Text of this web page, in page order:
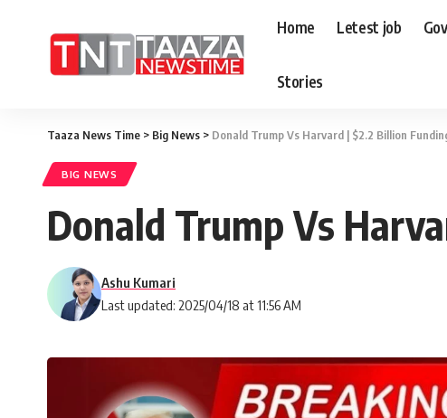
Home Letest job
Stories
Taaza News Time > Big News > Donald Trump Vs Harvard | $2.2 Billion Funding
BIG NEWS
Donald Trump Vs
Last updated: 2025/04/18 at 11:56 AM
Ashu Kumari